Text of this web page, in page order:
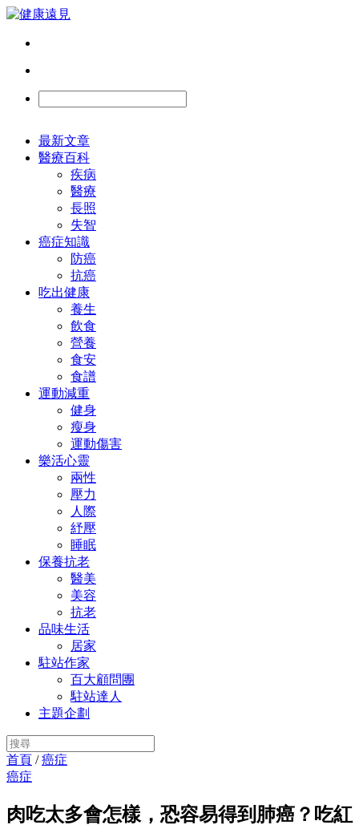
最新文章
醫療百科
疾病
醫療
長照
失智
癌症知識
防癌
抗癌
吃出健康
養生
飲食
營養
食安
食譜
運動減重
健身
瘦身
運動傷害
樂活心靈
兩性
壓力
人際
紓壓
睡眠
保養抗老
醫美
美容
抗老
品味生活
居家
駐站作家
百大顧問團
駐站達人
主題企劃
首頁 /癌症
癌症
肉吃太多會怎樣，恐容易得到肺癌？吃紅